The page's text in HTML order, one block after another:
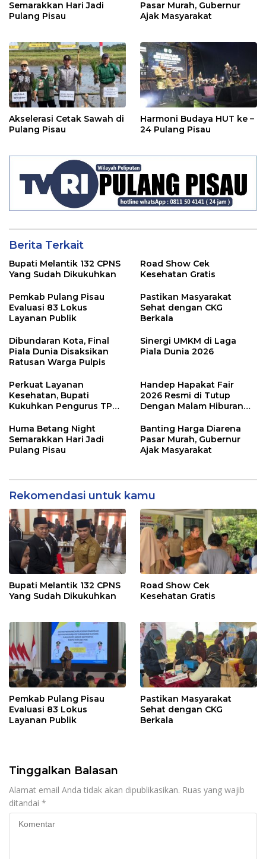
Semarakkan Hari Jadi
Pulang Pisau
Pasar Murah, Gubernur
Ajak Masyarakat
Akselerasi Cetak Sawah di
Pulang Pisau
Harmoni Budaya HUT ke –
24 Pulang Pisau
Berita Terkait
Bupati Melantik 132 CPNS
Yang Sudah Dikukuhkan
Road Show Cek
Kesehatan Gratis
Pemkab Pulang Pisau
Evaluasi 83 Lokus
Layanan Publik
Pastikan Masyarakat
Sehat dengan CKG
Berkala
Dibundaran Kota, Final
Piala Dunia Disaksikan
Ratusan Warga Pulpis
Sinergi UMKM di Laga
Piala Dunia 2026
Perkuat Layanan
Kesehatan, Bupati
Kukuhkan Pengurus TP
Handep Hapakat Fair
2026 Resmi di Tutup
Dengan Malam Hiburan
Huma Betang Night
Semarakkan Hari Jadi
Pulang Pisau
Banting Harga Diarena
Pasar Murah, Gubernur
Ajak Masyarakat
Rekomendasi untuk kamu
Bupati Melantik 132 CPNS
Yang Sudah Dikukuhkan
Road Show Cek
Kesehatan Gratis
Pemkab Pulang Pisau
Evaluasi 83 Lokus
Layanan Publik
Pastikan Masyarakat
Sehat dengan CKG
Berkala
Tinggalkan Balasan
Alamat email Anda tidak akan dipublikasikan. Ruas yang wajib
ditandai *